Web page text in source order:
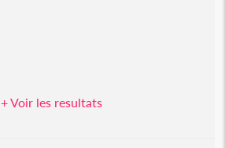
+ Voir les resultats